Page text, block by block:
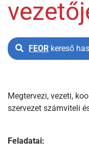
FEOR kereső
Megtervezi, vezeti,
szervezet számviteli
Feladatai: